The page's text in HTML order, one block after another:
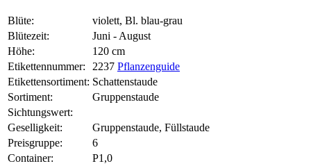
Blüte:
violett, Bl. blau-grau
Blütezeit:
Juni - August
Höhe:
120 cm
Etikettennummer:
2237 Pflanzenguide
Etikettensortiment: Schattenstaude
Sortiment:
Gruppenstaude
Sichtungswert:
Geselligkeit:
Gruppenstaude, Füllstaude
Preisgruppe:
6
Container:
P1,0